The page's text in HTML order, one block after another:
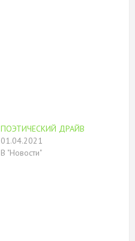
ПОЭТИЧЕСКИЙ ДРАЙВ
01.04.2021
В "Новости"